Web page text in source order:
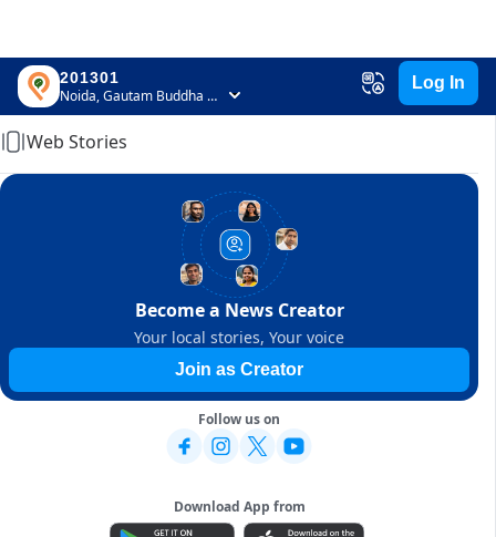
201301
Noida, Gautam Buddha Nagar, Uttar Pradesh
Log In
Home
Web Stories
Become a News Creator
Your local stories, Your voice
Join as Creator
Follow us on
Download App from